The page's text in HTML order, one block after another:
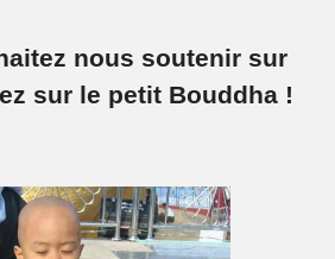
nous soutenir sur
sur le petit Bouddha !